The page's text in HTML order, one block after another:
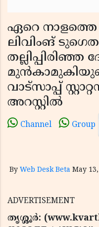
ഏറെ
ലിവിംങ്
തല്ലിപ്പിരിഞ്ഞ
വാട്‌സാപ്പ്
അറസ്റ്റില്‍
Channel Group
By Web Desk Beta May
ADVERTISEMENT
തൃശ്ശൂര്‍: